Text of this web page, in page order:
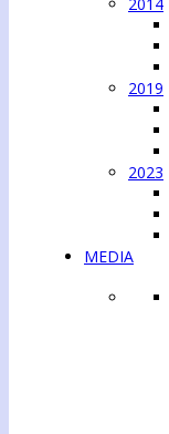
2019
2023
MEDIA